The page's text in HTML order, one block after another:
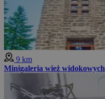
9 km
Minigaleria wież widokowych